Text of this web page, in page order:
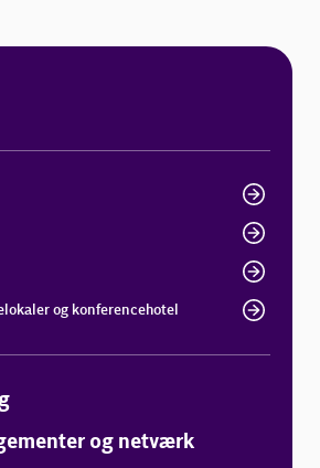
og konferencehotel
og netværk